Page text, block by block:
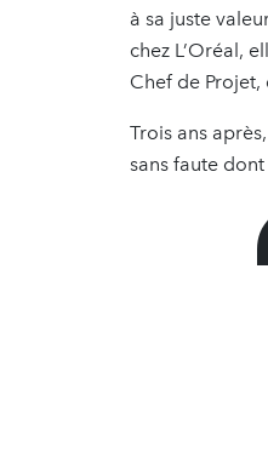
à sa juste
chez L’Oréal,
Chef de Projet,
Trois ans
sans faute